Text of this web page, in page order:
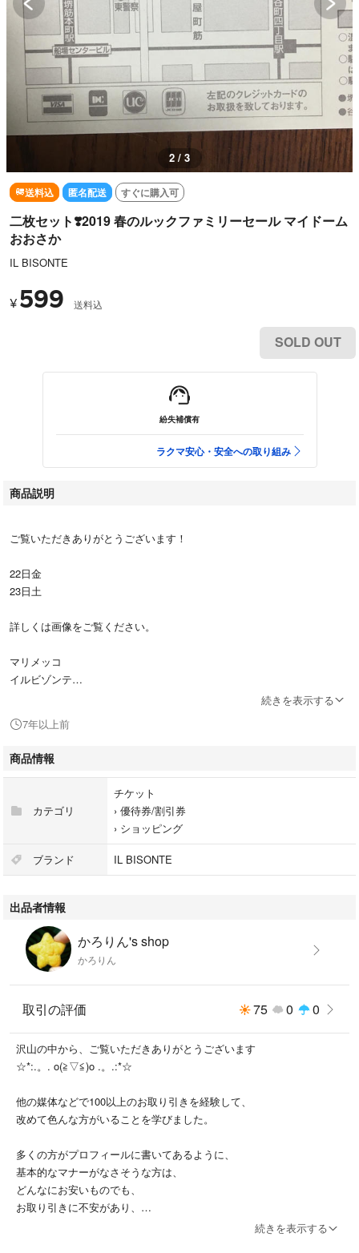
2 / 3
送料込 匿名配送 すぐに購入可
二枚セット❣️2019 春のルックファミリーセール マイドーム
おおさか
IL BISONTE
¥ 599 送料込
SOLD OUT
紛失補償有
ラクマ安心・安全への取り組み
商品説明
ご覧いただきありがとうございます！
22日金
23日土
詳しくは画像をご覧ください。
マリメッコ
イルビゾンテ
よろしくお願いいたします！
続きを表示する
7年以上前
商品情報
カテゴリ
チケット
› 優待券/割引券
› ショッピング
ブランド IL BISONTE
出品者情報
かろりん's shop
かろりん
取引の評価 75 0 0
沢山の中から、ご覧いただきありがとうございます
☆*:.。. o(≧▽≦)o .。.:*☆
他の媒体などで100以上のお取り引きを経験して、
改めて色んな方がいることを学びました。
多くの方がプロフィールに書いてあるように、
基本的なマナーがなさそうな方は、
どんなにお安いものでも、
お取り引きに不安があり、
続きを表示する